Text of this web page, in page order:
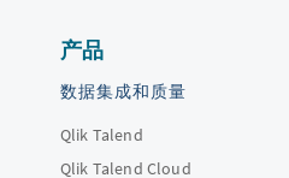
产品
数据集成和质量
Qlik Talend
Qlik Talend Cloud